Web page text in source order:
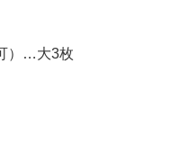
）…大3枚